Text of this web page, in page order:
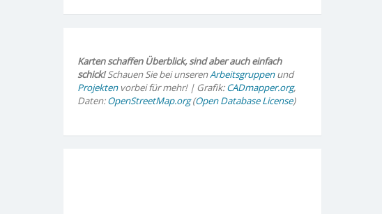
Karten schaffen Überblick, sind aber auch einfach
schick!Schauen Sie bei unserenArbeitsgruppenund
Projektenvorbei für mehr! | Grafik:CADmapper.org,
Daten:OpenStreetMap.org(Open Database License)